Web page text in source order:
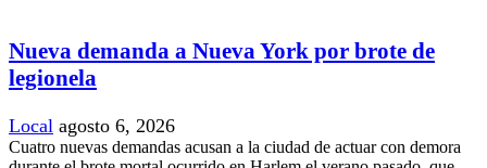
Nueva demanda a Nueva York por brote de
legionela
Local agosto 6, 2026
Cuatro nuevas demandas acusan a la ciudad de actuar con demora